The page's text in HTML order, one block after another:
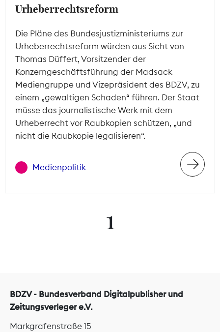
Urheberrechtsreform
Die Pläne des Bundesjustizministeriums zur
Urheberrechtsreform würden aus Sicht von
Thomas Düffert, Vorsitzender der
Konzerngeschäftsführung der Madsack
Mediengruppe und Vizepräsident des BDZV, zu
einem „gewaltigen Schaden“ führen. Der Staat
müsse das journalistische Werk mit dem
Urheberrecht vor Raubkopien schützen, „und
nicht die Raubkopie legalisieren“.
Medienpolitik
1
BDZV - Bundesverband Digitalpublisher und
Zeitungsverleger e.V.
Markgrafenstraße 15